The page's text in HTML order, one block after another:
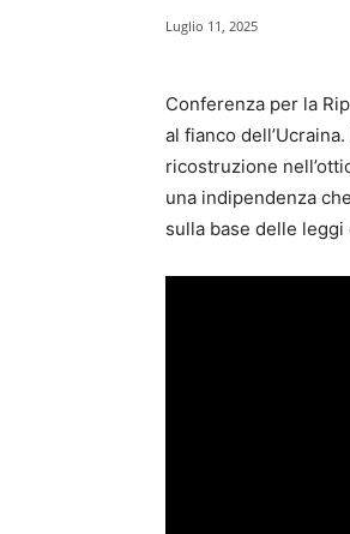
Luglio 11, 2025
Conferenza per la
al fianco
ricostruzione
una indipendenza
sulla base delle